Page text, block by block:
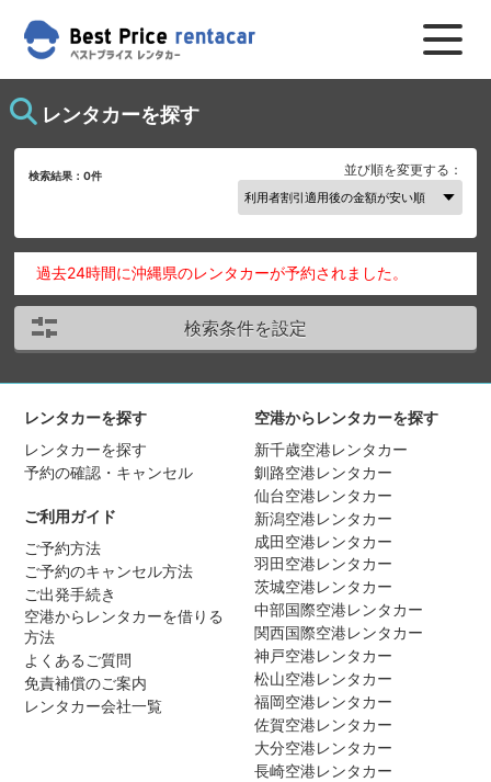
レンタカーを探す
検索結果：0件 並び順を変更する：
過去24時間に沖縄県のレンタカーが予約されました。
検索条件を設定
レンタカーを探す
レンタカーを探す
予約の確認・キャンセル
ご利用ガイド
ご予約方法
ご予約のキャンセル方法
ご出発手続き
空港からレンタカーを借りる
方法
よくあるご質問
免責補償のご案内
レンタカー会社一覧
空港からレンタカーを探す
新千歳空港レンタカー
釧路空港レンタカー
仙台空港レンタカー
新潟空港レンタカー
成田空港レンタカー
羽田空港レンタカー
茨城空港レンタカー
中部国際空港レンタカー
関西国際空港レンタカー
神戸空港レンタカー
松山空港レンタカー
福岡空港レンタカー
佐賀空港レンタカー
大分空港レンタカー
長崎空港レンタカー